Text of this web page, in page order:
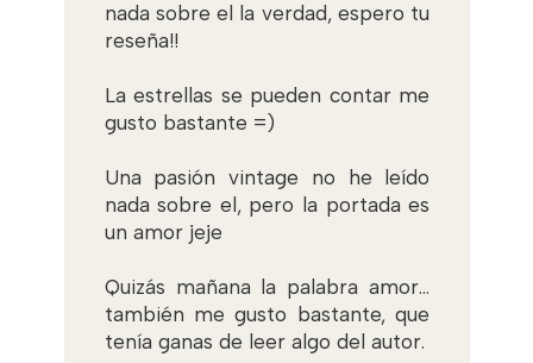
nada sobre el la verdad, espero tu
reseña!!
La estrellas se pueden contar me
gusto bastante =)
Una pasión vintage no he leído
nada sobre el, pero la portada es
un amor jeje
Quizás mañana la palabra amor...
también me gusto bastante, que
tenía ganas de leer algo del autor.